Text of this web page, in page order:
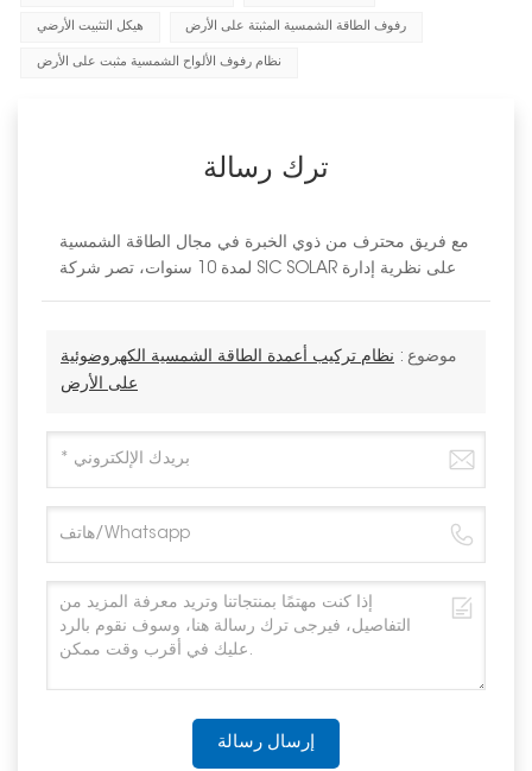
هيكل التثبيت الأرضي رفوف الطاقة الشمسية المثبتة على الأرض
نظام رفوف الألواح الشمسية مثبت على الأرض
ترك رسالة
مع فريق محترف من ذوي الخبرة في مجال الطاقة الشمسية
لمدة 10 سنوات، تصر شركة SIC SOLAR على نظرية إدارة
موضوع : نظام تركيب أعمدة الطاقة الشمسية الكهروضوئية
على الأرض
إرسال رسالة